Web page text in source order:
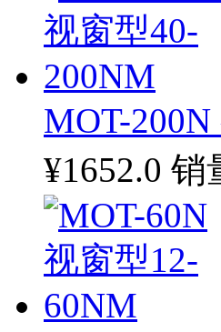
MOT-
¥1652.0 销